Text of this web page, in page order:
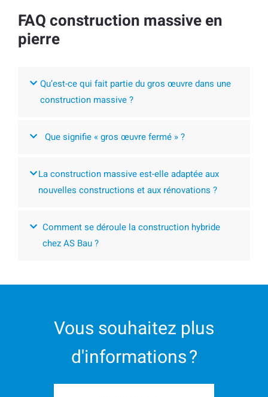
FAQ construction massive en
pierre
Qu’est-ce qui fait partie du gros œuvre dans une
construction massive ?
Que signifie « gros œuvre fermé » ?
La construction massive est-elle adaptée aux
nouvelles constructions et aux rénovations ?
Comment se déroule la construction hybride
chez AS Bau ?
Vous souhaitez plus
d'informations ?